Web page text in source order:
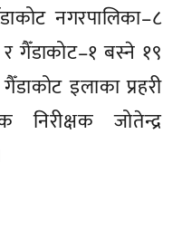
नगरपालिका–८
गैँडाकोट–१ बस्ने १९
इलाका प्रहरी
निरीक्षक जोतेन्द्र